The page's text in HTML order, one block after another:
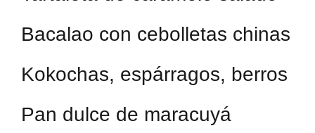
Bacalao con cebolletas chinas
Kokochas, espárragos, berros
Pan dulce de maracuyá